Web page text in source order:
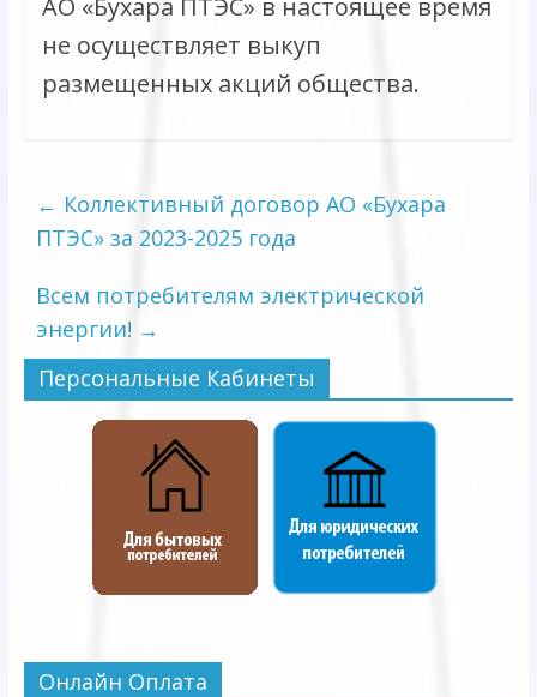
не осуществляет выкуп
размещенных акций общества.
← Коллективный договор АО «Бухара
ПТЭС» за 2023-2025 года
Всем потребителям электрической
энергии! →
Персональные Кабинеты
Онлайн Оплата